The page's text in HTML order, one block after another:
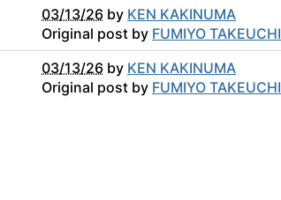
03/13/26 by KEN KAKINUMA
Original post by FUMIYO TAKEUCHI
03/13/26 by KEN KAKINUMA
Original post by FUMIYO TAKEUCHI